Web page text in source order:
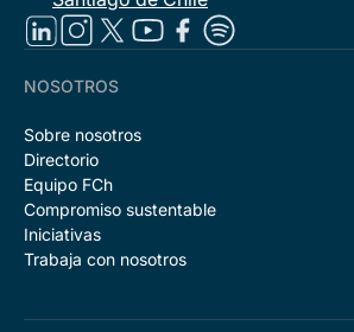
NOSOTROS
Sobre nosotros
Directorio
Equipo FCh
Compromiso sustentable
Iniciativas
Trabaja con nosotros